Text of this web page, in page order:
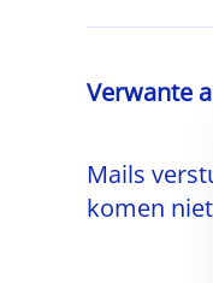
Verwante
Mails
komen